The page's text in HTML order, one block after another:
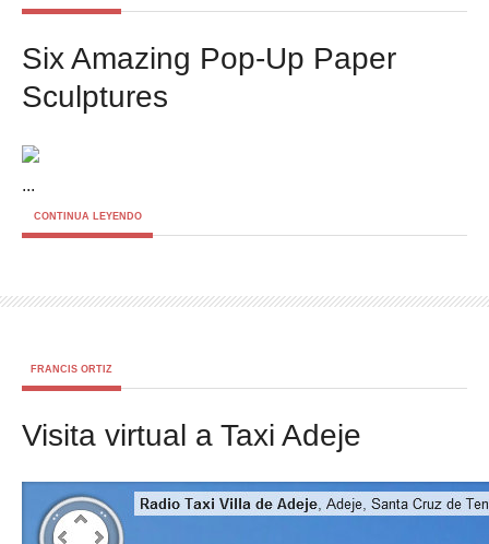
Six Amazing Pop-Up Paper
Sculptures
...
CONTINUA LEYENDO
FRANCIS ORTIZ
Visita virtual a Taxi Adeje